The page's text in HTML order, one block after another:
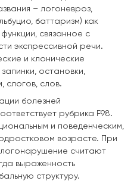
– логоневроз,
баттаризм) как
связанное с
экспрессивной речи.
и клонические
остановки,
слогов, слов.
болезней
рубрика F98.
и поведенческим,
возрасте. При
считают
выраженность
структуру.